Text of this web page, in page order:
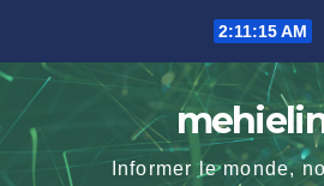
content
2:11:16 AM
Informer le monde,